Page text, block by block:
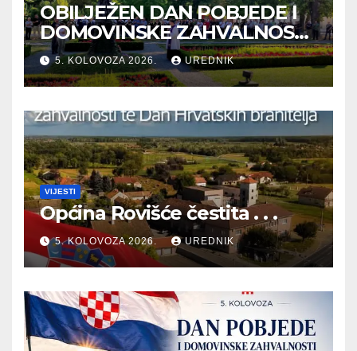
OBILJEŽEN DAN POBJEDE I
DOMOVINSKE ZAHVALNOSTI
TE DAN HRVATSKIH
BRANITELJA
5. KOLOVOZA 2026. UREDNIK
VIJESTI
Općina Rovišće čestita . . .
5. KOLOVOZA 2026. UREDNIK